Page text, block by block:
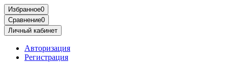
Избранное0
Сравнение0
Личный кабинет
Авторизация
Регистрация